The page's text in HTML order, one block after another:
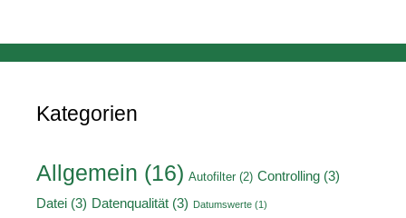
Kategorien
Allgemein (16) Autofilter (2) Controlling (3)
Datei (3) Datenqualität (3) Datumswerte (1)